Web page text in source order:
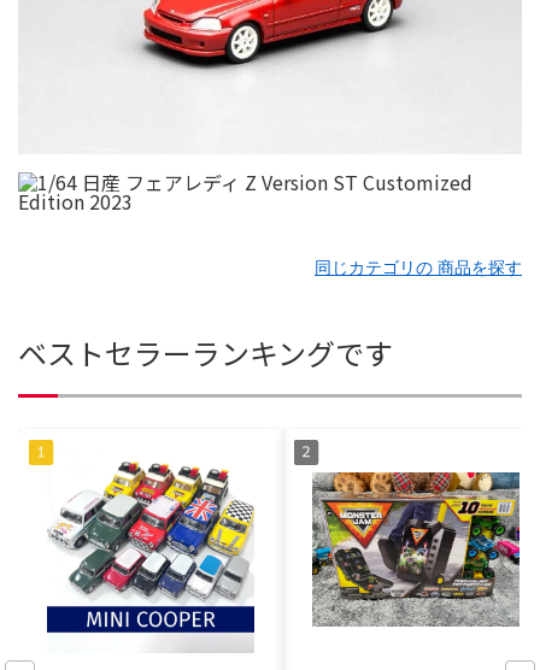
同じカテゴリの 商品を探す
ベストセラーランキングです